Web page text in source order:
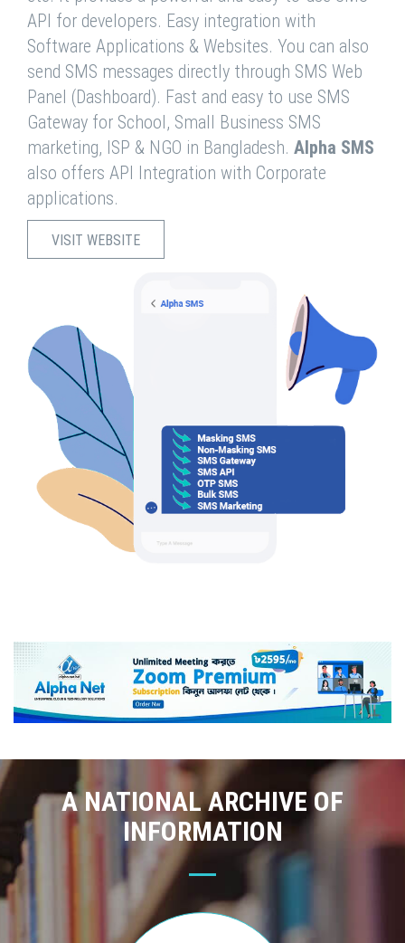
API for developers. Easy integration with
Software Applications & Websites. You can also
send SMS messages directly through SMS Web
Panel (Dashboard). Fast and easy to use SMS
Gateway for School, Small Business SMS
marketing, ISP & NGO in Bangladesh. Alpha SMS
also offers API Integration with Corporate
applications.
VISIT WEBSITE
A NATIONAL ARCHIVE OF
INFORMATION